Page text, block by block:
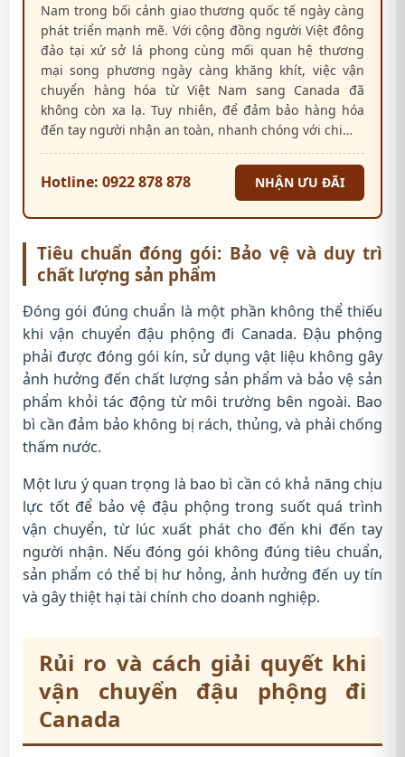
Nam trong bối cảnh giao thương quốc tế ngày càng
phát triển mạnh mẽ. Với cộng đồng người Việt đông
đảo tại xứ sở lá phong cùng mối quan hệ thương
mại song phương ngày càng khăng khít, việc vận
chuyển hàng hóa từ Việt Nam sang Canada đã
không còn xa lạ. Tuy nhiên, để đảm bảo hàng hóa
đến tay người nhận an toàn, nhanh chóng với chi…
Hotline: 0922 878 878 NHẬN ƯU ĐÃI
Tiêu chuẩn đóng gói: Bảo vệ và duy trì
chất lượng sản phẩm
Đóng gói đúng chuẩn là một phần không thể thiếu
khi vận chuyển đậu phộng đi Canada. Đậu phộng
phải được đóng gói kín, sử dụng vật liệu không gây
ảnh hưởng đến chất lượng sản phẩm và bảo vệ sản
phẩm khỏi tác động từ môi trường bên ngoài. Bao
bì cần đảm bảo không bị rách, thủng, và phải chống
thấm nước.
Một lưu ý quan trọng là bao bì cần có khả năng chịu
lực tốt để bảo vệ đậu phộng trong suốt quá trình
vận chuyển, từ lúc xuất phát cho đến khi đến tay
người nhận. Nếu đóng gói không đúng tiêu chuẩn,
sản phẩm có thể bị hư hỏng, ảnh hưởng đến uy tín
và gây thiệt hại tài chính cho doanh nghiệp.
Rủi ro và cách giải quyết khi
vận chuyển đậu phộng đi
Canada